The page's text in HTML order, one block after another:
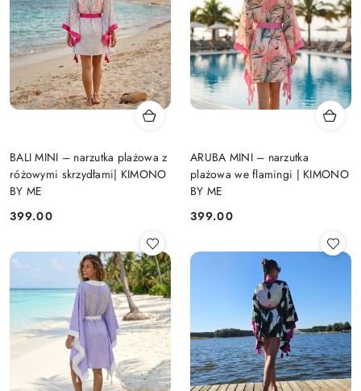
BALI MINI – narzutka plażowa z
różowymi skrzydłami| KIMONO
BY ME
Cena:
399.00
ARUBA MINI – narzutka
plażowa we flamingi | KIMONO
BY ME
Cena:
399.00